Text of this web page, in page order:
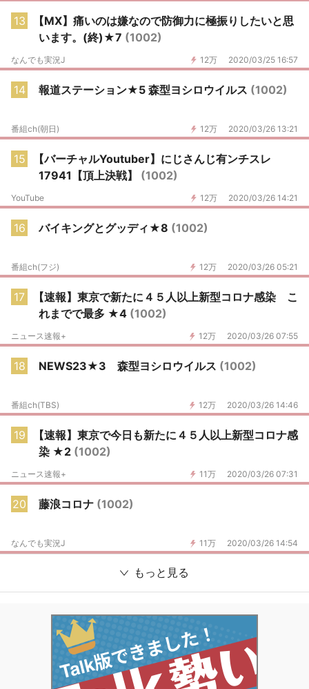
13
【MX】痛いのは嫌なので防御力に極振りしたいと思
います。(終)★7 (1002)
12万 2020/03/25 16:57
なんでも実況J
14 報道ステーション★5 森型ヨシロウイルス (1002)
12万 2020/03/26 13:21
番組ch(朝日)
15
【バーチャルYoutuber】にじさんじ有ンチスレ
17941【頂上決戦】 (1002)
12万 2020/03/26 14:21
YouTube
16 バイキングとグッディ★8 (1002)
12万 2020/03/26 05:21
番組ch(フジ)
17
【速報】東京で新たに４５人以上新型コロナ感染 こ
れまでで最多 ★4 (1002)
12万 2020/03/26 07:55
ニュース速報+
18 NEWS23★3 森型ヨシロウイルス (1002)
12万 2020/03/26 14:46
番組ch(TBS)
19
【速報】東京で今日も新たに４５人以上新型コロナ感
染 ★2 (1002)
11万 2020/03/26 07:31
ニュース速報+
20 藤浪コロナ (1002)
11万 2020/03/26 14:54
なんでも実況J
もっと見る